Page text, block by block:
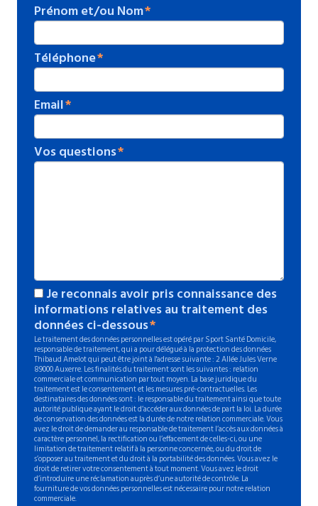
Prénom et/ou Nom
Téléphone
Email
Vos questions
Je reconnais avoir pris connaissance des
informations relatives au traitement des
données ci-dessous
Le traitement des données personnelles est opéré par Sport Santé Domicile,
responsable de traitement, qui a pour délégué à la protection des données
Thibaud Amelot qui peut être joint à l'adresse suivante : 2 Allée Jules Verne
89000 Auxerre. Les finalités du traitement sont les suivantes : relation
commerciale et communication par tout moyen. La base juridique du
traitement est le consentement et les mesures pré-contractuelles. Les
destinataires des données sont : le responsable du traitement ainsi que toute
autorité publique ayant le droit d’accéder aux données de part la loi. La durée
de conservation des données est la durée de notre relation commerciale. Vous
avez le droit de demander au responsable de traitement l’accès aux données à
caractère personnel, la rectification ou l’effacement de celles-ci, ou une
limitation de traitement relatif à la personne concernée, ou du droit de
s’opposer au traitement et du droit à la portabilité des données. Vous avez le
droit de retirer votre consentement à tout moment. Vous avez le droit
d’introduire une réclamation auprès d’une autorité de contrôle. La
fourniture de vos données personnelles est nécessaire pour notre relation
commerciale.